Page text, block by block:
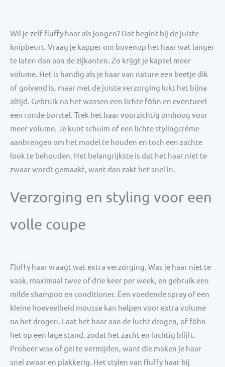
Wil je zelf fluffy haar als jongen? Dat begint bij de juiste
knipbeurt. Vraag je kapper om bovenop het haar wat langer
te laten dan aan de zijkanten. Zo krijgt je kapsel meer
volume. Het is handig als je haar van nature een beetje dik
of golvend is, maar met de juiste verzorging lukt het bijna
altijd. Gebruik na het wassen een lichte föhn en eventueel
een ronde borstel. Trek het haar voorzichtig omhoog voor
meer volume. Je kunt schuim of een lichte stylingcrème
aanbrengen om het model te houden en toch een zachte
look te behouden. Het belangrijkste is dat het haar niet te
zwaar wordt gemaakt, want dan zakt het snel in.
Verzorging en styling voor een
volle coupe
Fluffy haar vraagt wat extra verzorging. Was je haar niet te
vaak, maximaal twee of drie keer per week, en gebruik een
milde shampoo en conditioner. Een voedende spray of een
kleine hoeveelheid mousse kan helpen voor extra volume
na het drogen. Laat het haar aan de lucht drogen, of föhn
het op een lage stand, zodat het zacht en luchtig blijft.
Probeer wax of gel te vermijden, want die maken je haar
snel zwaar en plakkerig. Het stylen van fluffy haar bij